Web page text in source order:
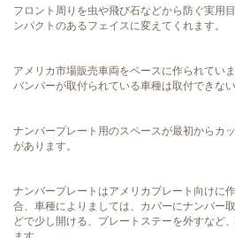
フロント周りを虫や飛び石などから防ぐ実用
ンパクトのあるフェイスに変えてくれます。
アメリカ市場販売車両をベースに作られてい
バンパーが取付られている車種は取付できな
ナンバープレート用のスペースが最初からカ
があります。
ナンバープレートはアメリカプレート向けに
合、車種によりましては、カバーにナンバー
どで少し開ける、プレートステーを外すなど